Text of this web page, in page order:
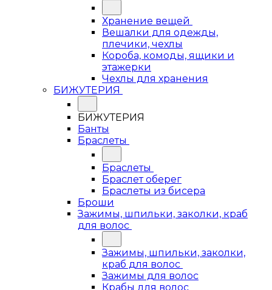
Хранение вещей
Вешалки для одежды,
плечики, чехлы
Короба, комоды, ящики и
этажерки
Чехлы для хранения
БИЖУТЕРИЯ
БИЖУТЕРИЯ
Банты
Браслеты
Браслеты
Браслет оберег
Браслеты из бисера
Броши
Зажимы, шпильки, заколки, краб
для волос
Зажимы, шпильки, заколки,
краб для волос
Зажимы для волос
Крабы для волос